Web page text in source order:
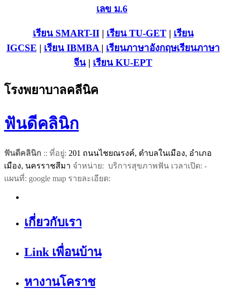
เลข ม.6
เรียน SMART-II| เรียน TU-GET| เรียน
IGCSE | เรียน IBMBA | เรียนภาษาอังกฤษเรียนภาษา
จีน | เรียน KU-EPT
โรงพยาบาลคลีนิค
ฟันดีคลินิก
ฟันดีคลินิก :: ที่อยู่: 201 ถนนไชยณรงค์, ตำบลในเมือง, อำเภอ
เมือง, นครราชสีมา จำหน่าย: บริการสุขภาพฟัน เวลาเปิด: -
แผนที่: google map รายละเอียด:
เกี่ยวกับเรา
Link เพื่อนบ้าน
หางานโคราช